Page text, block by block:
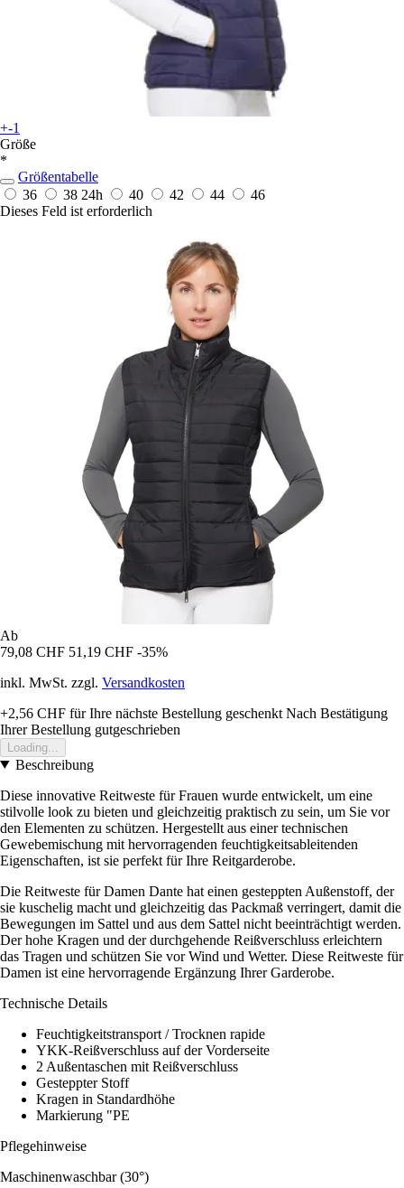
+-1
Größe
*
Größentabelle
36
38 24h 40 42 44
46
Dieses Feld ist erforderlich
Ab
79,08 CHF 51,19 CHF -35%
inkl. MwSt. zzgl. Versandkosten
+2,56 CHF für Ihre nächste Bestellung geschenkt Nach Bestätigung
Ihrer Bestellung gutgeschrieben
Loading...
Beschreibung
Diese innovative Reitweste für Frauen wurde entwickelt, um eine
stilvolle look zu bieten und gleichzeitig praktisch zu sein, um Sie vor
den Elementen zu schützen. Hergestellt aus einer technischen
Gewebemischung mit hervorragenden feuchtigkeitsableitenden
Eigenschaften, ist sie perfekt für Ihre Reitgarderobe.
Die Reitweste für Damen Dante hat einen gesteppten Außenstoff, der
sie kuschelig macht und gleichzeitig das Packmaß verringert, damit die
Bewegungen im Sattel und aus dem Sattel nicht beeinträchtigt werden.
Der hohe Kragen und der durchgehende Reißverschluss erleichtern
das Tragen und schützen Sie vor Wind und Wetter. Diese Reitweste für
Damen ist eine hervorragende Ergänzung Ihrer Garderobe.
Technische Details
Feuchtigkeitstransport / Trocknen rapide
YKK-Reißverschluss auf der Vorderseite
2 Außentaschen mit Reißverschluss
Gesteppter Stoff
Kragen in Standardhöhe
Markierung "PE
Pflegehinweise
Maschinenwaschbar (30°)